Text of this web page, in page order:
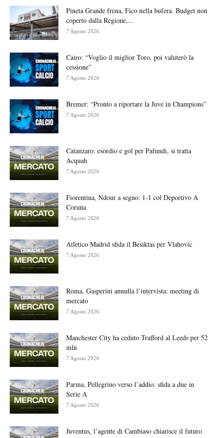
Pineta Grande frena, Fico nella bufera. Budget non
coperto dalla Regione,...
7 Agosto 2026
Cairo: “Voglio il miglior Toro, poi valuterò la
cessione”
7 Agosto 2026
Bremer: “Pronto a riportare la Juve in Champions”
7 Agosto 2026
Catanzaro: esordio e gol per Pafundi, si tratta
Acquah
7 Agosto 2026
Fiorentina, Ndour a segno: 1-1 col Deportivo A
Coruna
7 Agosto 2026
Atletico Madrid sfida il Besiktas per Vlahovic
7 Agosto 2026
Roma, Gasperini annulla l’intervista: meeting di
mercato
7 Agosto 2026
Manchester City ha ceduto Trafford al Leeds per 52
mln
7 Agosto 2026
Parma, Pellegrino verso l’addio: sfida a due in
Serie A
7 Agosto 2026
Juventus, l’agente di Cambiaso chiarisce il futuro